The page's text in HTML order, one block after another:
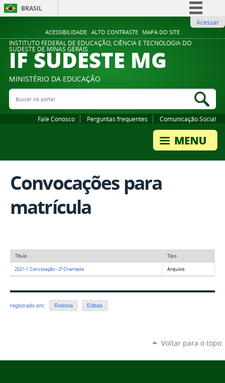
ACESSIBILIDADE ALTO CONTRASTE MAPA DO SITE
BRASIL
Comunica BR
Participe
Legislação
Acessar
INSTITUTO FEDERAL DE EDUCAÇÃO, CIÊNCIA E TECNOLOGIA DO
SUDESTE DE MINAS GERAIS
IF SUDESTE MG
MINISTÉRIO DA EDUCAÇÃO
Buscar no portal
Fale Conosco Perguntas frequentes Comunicação Social
Convocações para
matrícula
Título Tipo
2021-1 Convocação - 2ª Chamada Arquivo
registrado em: Reitoria Editais
Voltar para o topo